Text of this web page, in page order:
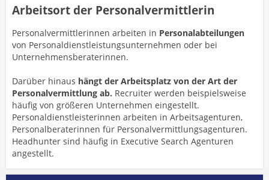
Arbeitsort der Personalvermittlerin
Personalvermittlerinnen arbeiten in Personalabteilungen
von Personaldienstleistungsunternehmen oder bei
Unternehmensberaterinnen.
Darüber hinaus hängt der Arbeitsplatz von der Art der
Personalvermittlung ab. Recruiter werden beispielsweise
häufig von größeren Unternehmen eingestellt.
Personaldienstleisterinnen arbeiten in Arbeitsagenturen,
Personalberaterinnen für Personalvermittlungsagenturen.
Headhunter sind häufig in Executive Search Agenturen
angestellt.